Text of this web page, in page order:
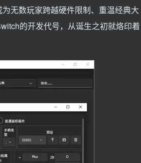
无数玩家跨越硬件限制、重温经典大
的开发代号，从诞生之初就烙印着